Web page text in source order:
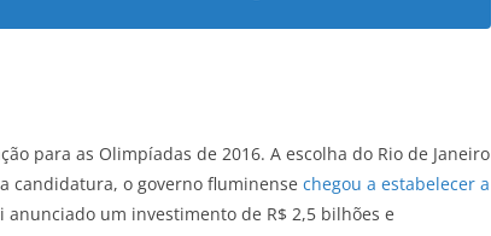
para as Olimpíadas de 2016. A escolha do Rio de Janeiro
candidatura, o governo fluminense chegou a estabelecer a
um investimento de R$ 2,5 bilhões e